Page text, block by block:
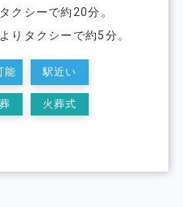
クシーで約20分。
りタクシーで約5分。
能 駅近い
火葬式